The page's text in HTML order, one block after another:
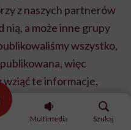
główna
Multimedia
Szukaj
z naszych partnerów
nią, a może inne grupy
wszystko,
więc
wziąć te informacje,
testować na ludziach.